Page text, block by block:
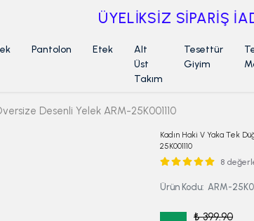
TALEBİ İÇİN TIKLA
Pantolon Etek
Alt
Üst
Takım
Tesettür
Giyim
Desenli Yelek ARM-25K001110
Kadın Haki V Yaka Tek
25K001110
8
Ürün Kodu: ARM-
₺ 399.90